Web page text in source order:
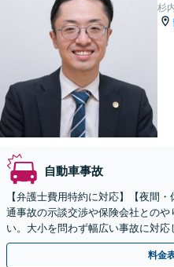
杉
自動車事故
【弁護士費用特約に対応】【夜間
通事故の示談交渉や保険会社との
い。大小を問わず幅広い事故に対応
うサポートいたします。
料金